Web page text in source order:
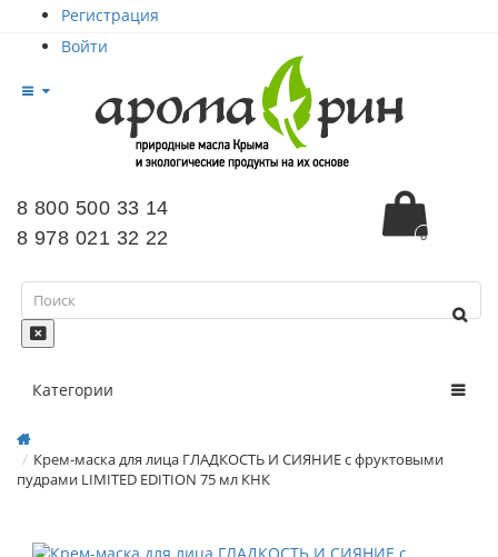
Регистрация
Войти
8 800 500 33 14
8 978 021 32 22
0
Категории
Крем-маска для лица ГЛАДКОСТЬ И СИЯНИЕ с фруктовыми
пудрами LIMITED EDITION 75 мл КНК